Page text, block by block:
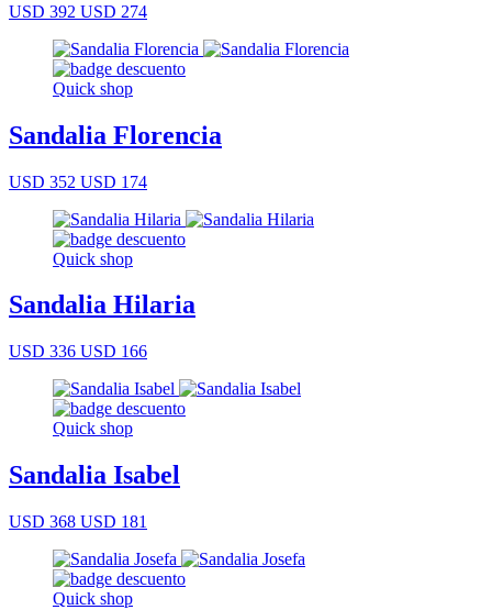
USD 392 USD 274
Quick shop
Sandalia Florencia
USD 352 USD 174
Quick shop
Sandalia Hilaria
USD 336 USD 166
Quick shop
Sandalia Isabel
USD 368 USD 181
Quick shop